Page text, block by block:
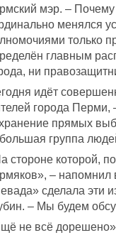
мэр. – Почему
менялся
только
главным
ни
идёт
города
прямых
группа
стороне которой,
– напомнил
сделала эти
– Мы будем
не всё